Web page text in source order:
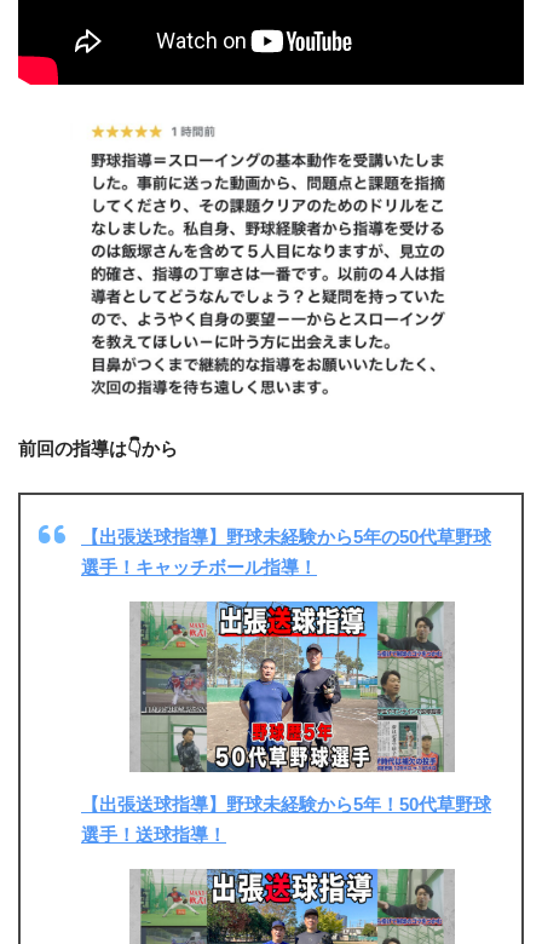
前回の指導は👇から
【出張送球指導】野球未経験から5年の50代草野球
選手！キャッチボール指導！
【出張送球指導】野球未経験から5年！50代草野球
選手！送球指導！